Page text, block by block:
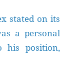
stated on its
a personal
his position,